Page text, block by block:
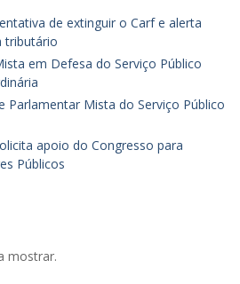
de extinguir o Carf e alerta
tributário
em Defesa do Serviço Público
Parlamentar Mista do Serviço Público
apoio do Congresso para
Públicos
mostrar.